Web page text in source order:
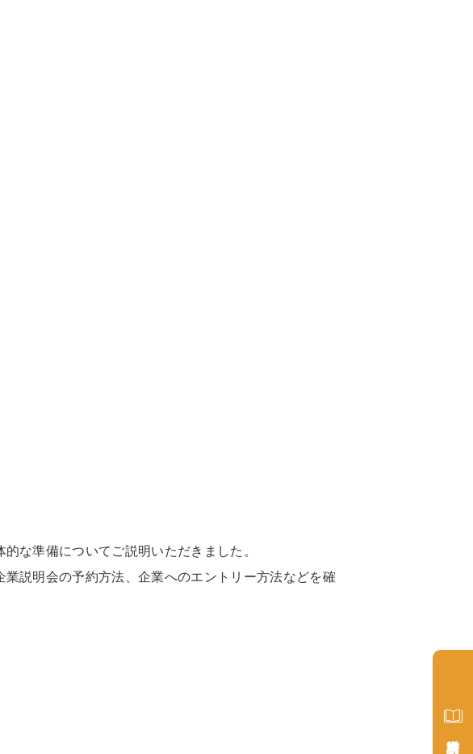
な準備についてご説明いただきました。
説明会の予約方法、企業へのエントリー方法などを確